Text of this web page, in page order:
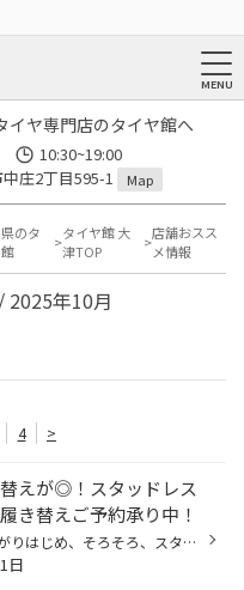
イヤ専門店のタイヤ館へ
10:30~19:00
庄2丁目595-1
Map
のタ
タイヤ館 大
津TOP
店舗おスス
メ情報
2025年10月
4 >
えが◎！スタッドレス
き替えご予約承り中！
少し気温も下がりはじめ、そろそろ、スタッドレスタイヤへの履き替えを検討されている方も いらっしゃると思います。 今回は「タイヤ履き替え」についてご紹介します。 「タイヤの履き替えは早いほうがいい？」 雪が降る、まさにその直前に履き替えたい！というお客様の声もございますが、 履き替え...
日